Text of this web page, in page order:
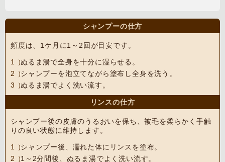
シャンプーの仕方
頻度は、1ケ月に1～2回が目安です。
ぬるま湯で全身を十分に湿らせる。
シャンプーを泡立てながら塗布し全身を洗う。
ぬるま湯でよく洗い流す。
リンスの仕方
シャンプー後の皮膚のうるおいを保ち、被毛を柔らかく手触
りの良い状態に維持します。
シャンプー後、濡れた体にリンスを塗布。
1～2分間後、ぬるま湯でよく洗い流す。